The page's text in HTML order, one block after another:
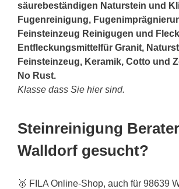
säurebeständigen Naturstein und
Fugenreinigung,
Feinsteinzeug Reinigugen und
Entfleckungsmittelfür Granit,
Feinsteinzeug, Keramik, Cotto und
No Rust.
Klasse dass Sie hier sind.
Steinreinigung
Walldorf gesucht?
🥇 FILA Online-Shop, auch für 98639